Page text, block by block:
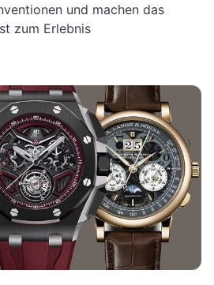
und machen das
zum Erlebnis